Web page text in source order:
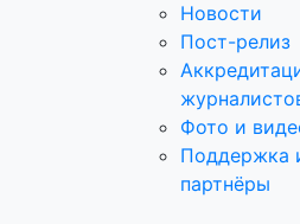
Новости
Пост-релиз
Фото и
Поддержка
партнёры